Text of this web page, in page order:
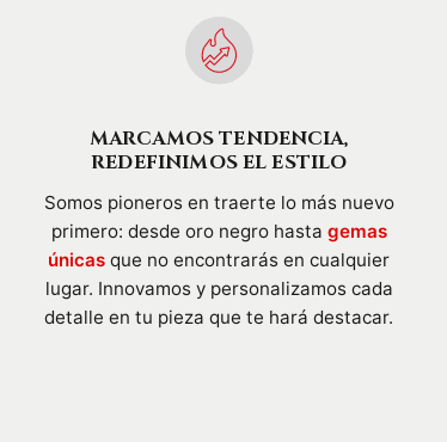
MARCAMOS TENDENCIA,
REDEFINIMOS EL ESTILO
Somos pioneros en traerte lo más nuevo
primero: desde oro negro hasta gemas
únicas que no encontrarás en cualquier
lugar. Innovamos y personalizamos cada
detalle en tu pieza que te hará destacar.